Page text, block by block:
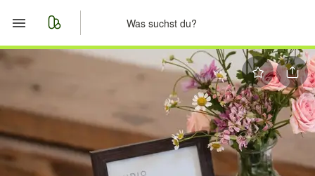
Nachrichten
Anzeige aufgeben